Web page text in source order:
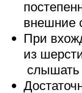
внешние
При
из
слышать